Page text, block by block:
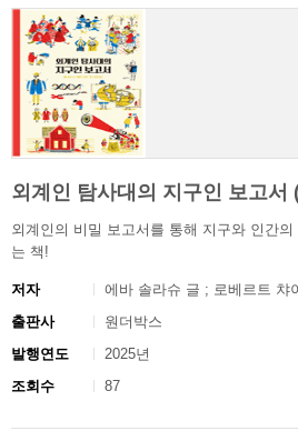
외계인 탐사대의 지구인 보고서
외계인의 비밀 보고서를 통해 지구와 인간
는 책!
저자
에바 솔라슈 글 ; 로베르트 챠
출판사
원더박스
발행연도
2025년
조회수
87